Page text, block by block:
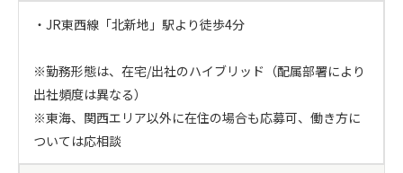
・JR東西線「北新地」駅より徒歩4分
※勤務形態は、在宅/出社のハイブリッド（配属部署により
出社頻度は異なる）
※東海、関西エリア以外に在住の場合も応募可、働き方に
ついては応相談